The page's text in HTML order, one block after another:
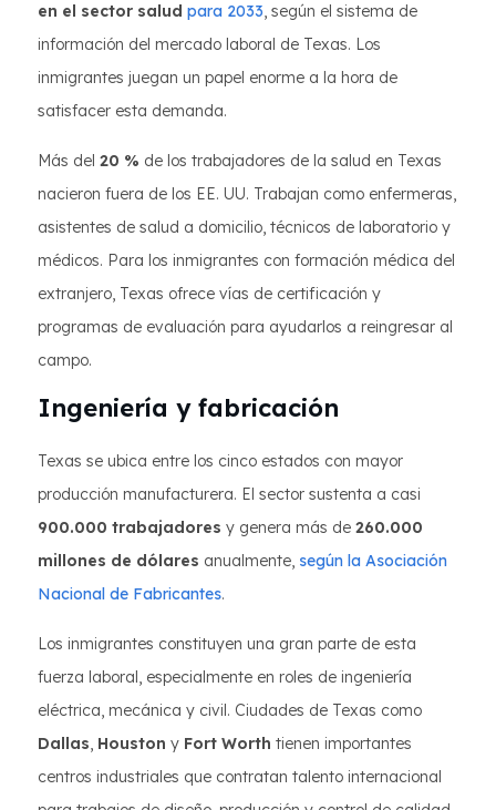
en el sector salud para 2033, según el sistema de
información del mercado laboral de Texas. Los
inmigrantes juegan un papel enorme a la hora de
satisfacer esta demanda.
Más del 20 % de los trabajadores de la salud en Texas
nacieron fuera de los EE. UU. Trabajan como enfermeras,
asistentes de salud a domicilio, técnicos de laboratorio y
médicos. Para los inmigrantes con formación médica del
extranjero, Texas ofrece vías de certificación y
programas de evaluación para ayudarlos a reingresar al
campo.
Ingeniería y fabricación
Texas se ubica entre los cinco estados con mayor
producción manufacturera. El sector sustenta a casi
900.000 trabajadores y genera más de 260.000
millones de dólares anualmente, según la Asociación
Nacional de Fabricantes.
Los inmigrantes constituyen una gran parte de esta
fuerza laboral, especialmente en roles de ingeniería
eléctrica, mecánica y civil. Ciudades de Texas como
Dallas, Houston y Fort Worth tienen importantes
centros industriales que contratan talento internacional